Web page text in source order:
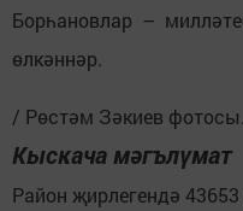
Борһановлар –
өлкәннәр.
/ Рөстәм Зәкиев фотосы.
Кыскача мәгълүмат
Район җирлегендә